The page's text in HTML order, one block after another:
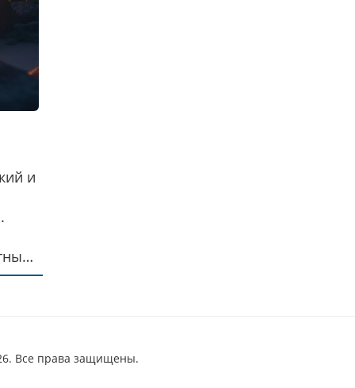
и
Все права защищены.